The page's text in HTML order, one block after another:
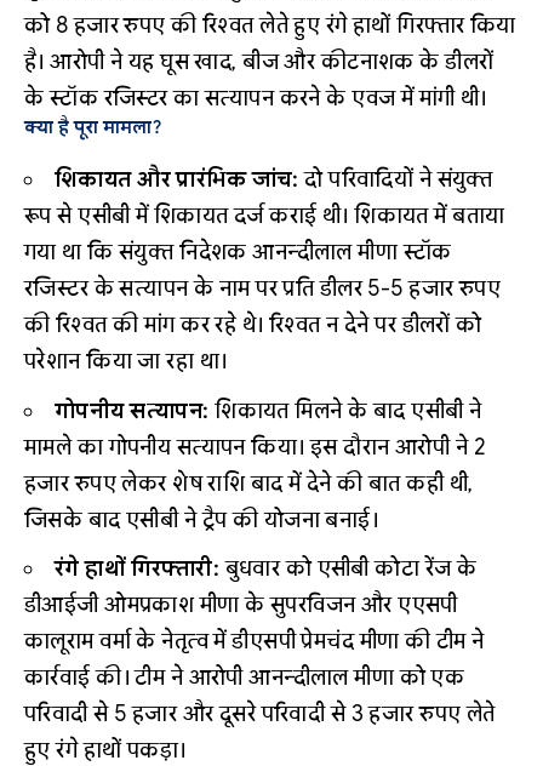
को 8 हजार रुपए की रिश्वत लेते हुए रंगे हाथों गिरफ्तार किया
है। आरोपी ने यह घूस खाद, बीज और कीटनाशक के डीलरों
के स्टॉक रजिस्टर का सत्यापन करने के एवज में मांगी थी।
क्या है पूरा मामला?
शिकायत और प्रारंभिक जांच: दो परिवादियों ने संयुक्त
रूप से एसीबी में शिकायत दर्ज कराई थी। शिकायत में बताया
गया था कि संयुक्त निदेशक आनन्दीलाल मीणा स्टॉक
रजिस्टर के सत्यापन के नाम पर प्रति डीलर 5-5 हजार रुपए
की रिश्वत की मांग कर रहे थे। रिश्वत न देने पर डीलरों को
परेशान किया जा रहा था।
गोपनीय सत्यापन: शिकायत मिलने के बाद एसीबी ने
मामले का गोपनीय सत्यापन किया। इस दौरान आरोपी ने 2
हजार रुपए लेकर शेष राशि बाद में देने की बात कही थी,
जिसके बाद एसीबी ने ट्रैप की योजना बनाई।
रंगे हाथों गिरफ्तारी: बुधवार को एसीबी कोटा रेंज के
डीआईजी ओमप्रकाश मीणा के सुपरविजन और एएसपी
कालूराम वर्मा के नेतृत्व में डीएसपी प्रेमचंद मीणा की टीम ने
कार्रवाई की। टीम ने आरोपी आनन्दीलाल मीणा को एक
परिवादी से 5 हजार और दूसरे परिवादी से 3 हजार रुपए लेते
हुए रंगे हाथों पकड़ा।